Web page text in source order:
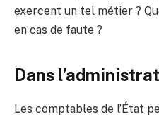
exercent un tel métier ?
en cas de faute ?
Dans
Les comptables de l’État